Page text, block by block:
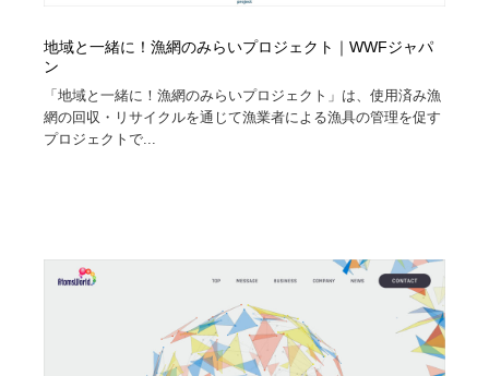
地域と一緒に！漁網のみらいプロジェクト｜WWFジャパ
ン
「地域と一緒に！漁網のみらいプロジェクト」は、使用済み漁
網の回収・リサイクルを通じて漁業者による漁具の管理を促す
プロジェクトで...